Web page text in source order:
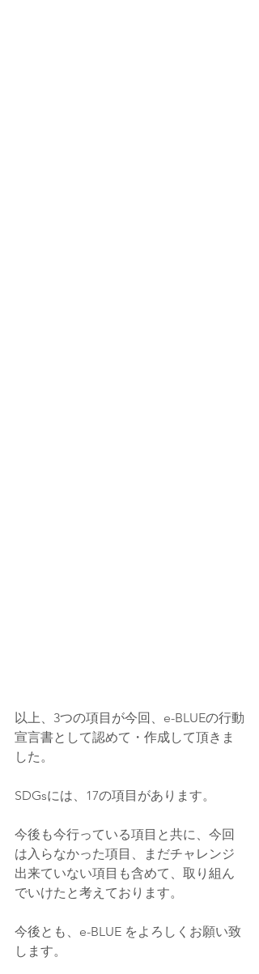
以上、3つの項目が今回、e-BLUEの行動
宣言書として認めて・作成して頂きま
した。
SDGsには、17の項目があります。
今後も今行っている項目と共に、今回
は入らなかった項目、まだチャレンジ
出来ていない項目も含めて、取り組ん
でいけたと考えております。
今後とも、e-BLUE をよろしくお願い致
します。